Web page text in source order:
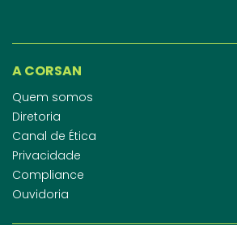
A CORSAN
Quem somos
Diretoria
Canal de Ética
Privacidade
Compliance
Ouvidoria